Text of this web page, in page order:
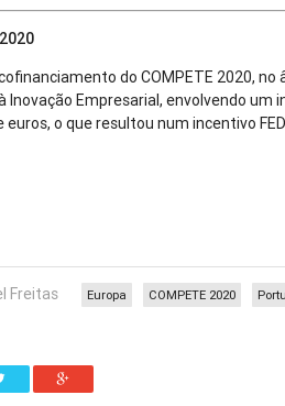
do COMPETE 2020, no
Inovação Empresarial, envolvendo um
euros, o que resultou num incentivo
Freitas COMPETE 2020
Europa